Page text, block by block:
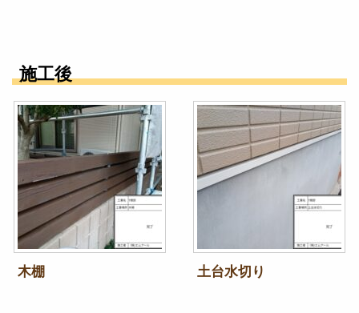
施工後
木棚 土台水切り